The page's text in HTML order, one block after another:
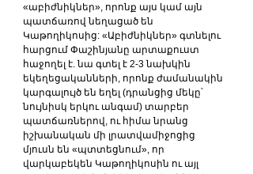
«աբիժնիկներ», որոնք այս կամ այն
պատճառով նեղացած են
Կաթողիկոսից: «Աբիժնիկներ» գտնելու
հարցում Փաշինյանը արտաքուստ
հաջողել է. նա գտել է 2-3 նախկին
եկեղեցականների, որոնք ժամանակին
կարգալույծ են եղել (դրանցից մեկը՝
նույնիսկ երկու անգամ) տարբեր
պատճառներով, ու հիմա նրանց
իշխանական մի լրատվամիջոցից
մյուսն են «պտտեցնում», որ
վարկաբեկեն Կաթողիկոսին ու այլ